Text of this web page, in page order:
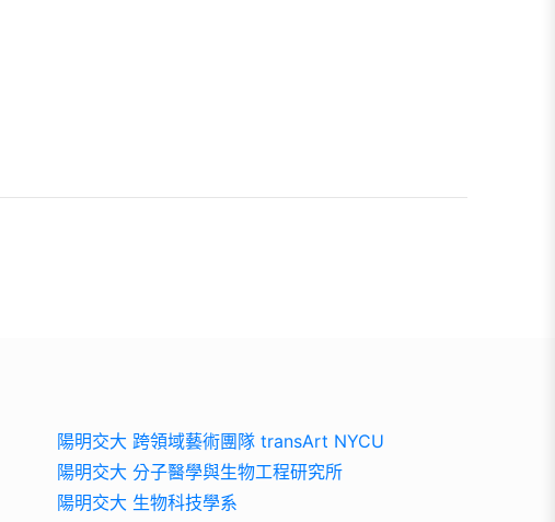
陽明交大 跨領域藝術團隊 transArt NYCU
陽明交大 分子醫學與生物工程研究所
陽明交大 生物科技學系